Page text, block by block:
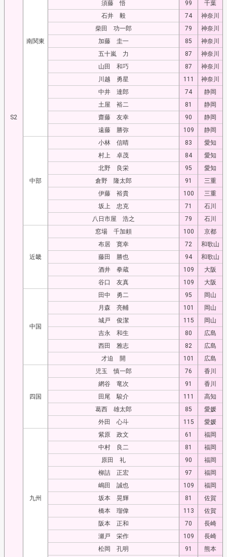
S2
南関東
須藤 悟
99
千葉
石井 毅
74
神奈川
柴田 功一郎
79
神奈川
加藤 圭一
85
神奈川
五十嵐 力
87
神奈川
山田 和巧
87
神奈川
川越 勇星
111
神奈川
中井 達郎
74
静岡
土屋 裕二
81
静岡
齋藤 友幸
90
静岡
遠藤 勝弥
109 静岡
中部
小林 信晴 83
愛知
村上 卓茂
84
愛知
北野 良栄
95
愛知
倉野 隆太郎
91
三重
伊藤 裕貴
100
三重
坂上 忠克
71
石川
八日市屋 浩之
79 石川
近畿
窓場 千加頼 100
京都
布居 寛幸
72
和歌山
藤田 勝也
94
和歌山
酒井 拳蔵
109
大阪
谷口 友真
109 大阪
中国
田中 勇二 95
岡山
月森 亮輔
101
岡山
城戸 俊潔
115
岡山
吉永 和生
80
広島
西田 雅志
82
広島
才迫 開
101 広島
四国
児玉 慎一郎 76
香川
網谷 竜次
91
香川
田尾 駿介
111
高知
葛西 雄太郎
85
愛媛
外田 心斗
115 愛媛
九州
紫原 政文 61
福岡
中村 良二
81
福岡
原田 礼
90
福岡
柳詰 正宏
97
福岡
嶋田 誠也
109
福岡
坂本 晃輝
81
佐賀
橋本 瑠偉
113
佐賀
阪本 正和
70
長崎
瀬戸 栄作
109
長崎
松岡 孔明
91 熊本